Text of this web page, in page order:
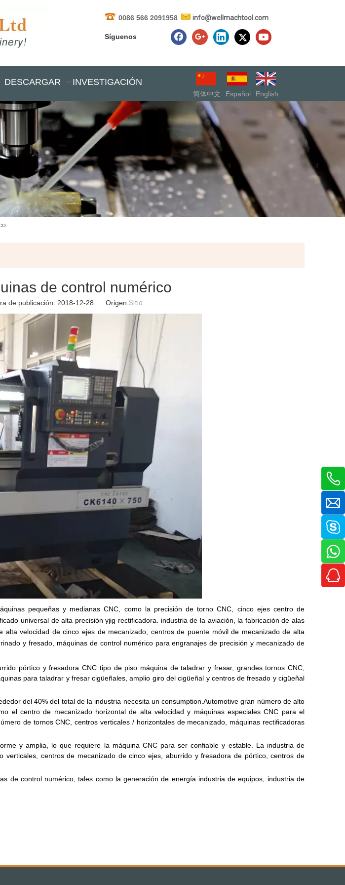
0086 566 2091958 info@wellmachtool.com
Síguenos
DESCARGAR INVESTIGACIÓN
简体中文 Español English
de control numérico
de publicación: 2018-12-28 Origen:Sitio
pequeñas y medianas CNC, como la precisión de torno CNC, cinco ejes centro de
universal de alta precisión yjig rectificadora. industria de la aviación, la fabricación de alas
velocidad de cinco ejes de mecanizado, centros de puente móvil de mecanizado de alta
y fresado, máquinas de control numérico para engranajes de precisión y mecanizado de
pórtico y fresadora CNC tipo de piso máquina de taladrar y fresar, grandes tornos CNC,
para taladrar y fresar cigüeñales, amplio giro del cigüeñal y centros de fresado y cigüeñal
del 40% del total de la industria necesita un consumption.Automotive gran número de alto
el centro de mecanizado horizontal de alta velocidad y máquinas especiales CNC para el
de tornos CNC, centros verticales / horizontales de mecanizado, máquinas rectificadoras
y amplia, lo que requiere la máquina CNC para ser confiable y estable. La industria de
centros de mecanizado de cinco ejes, aburrido y fresadora de pórtico, centros de
de control numérico, tales como la generación de energía industria de equipos, industria de